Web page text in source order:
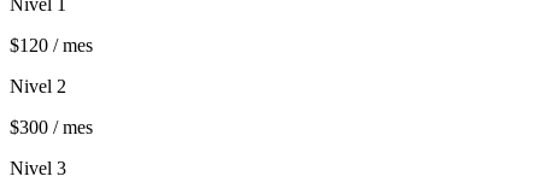
Nivel 1
$120 / mes
Nivel 2
$300 / mes
Nivel 3